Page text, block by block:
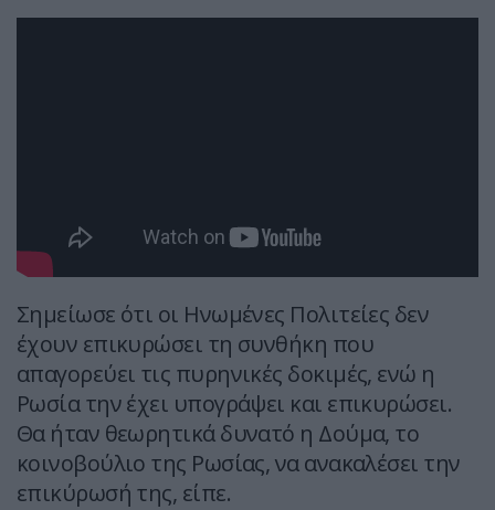
Σημείωσε ότι οι Ηνωμένες Πολιτείες δεν
έχουν επικυρώσει τη συνθήκη που
απαγορεύει τις πυρηνικές δοκιμές, ενώ η
Ρωσία την έχει υπογράψει και επικυρώσει.
Θα ήταν θεωρητικά δυνατό η Δούμα, το
κοινοβούλιο της Ρωσίας, να ανακαλέσει την
επικύρωσή της, είπε.